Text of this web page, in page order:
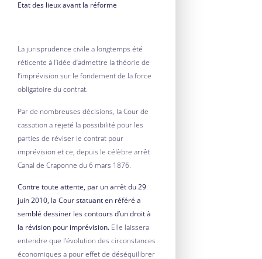
Etat des lieux avant la réforme
La jurisprudence civile a longtemps été
réticente à l’idée d’admettre la théorie de
l’imprévision sur le fondement de la force
obligatoire du contrat.
Par de nombreuses décisions, la Cour de
cassation a rejeté la possibilité pour les
parties de réviser le contrat pour
imprévision et ce, depuis le célèbre arrêt
Canal de Craponne du 6 mars 1876.
Contre toute attente, par un arrêt du 29
juin 2010, la Cour statuant en référé a
semblé dessiner les contours d’un droit à
la révision pour imprévision. Elle laissera
entendre que l’évolution des circonstances
économiques a pour effet de déséquilibrer